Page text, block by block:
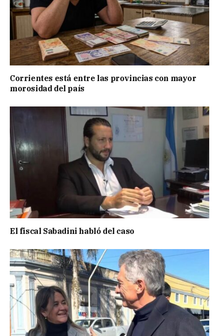
Corrientes está entre las provincias con mayor
morosidad del país
El fiscal Sabadini habló del caso